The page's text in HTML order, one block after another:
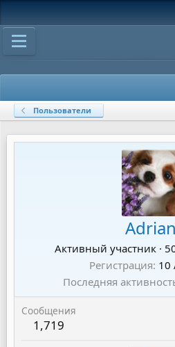
Пользователи
Активный участник ·
Регистрация 10
Последняя
Сообщения
1,719